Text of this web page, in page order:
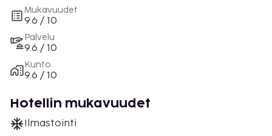
Mukavuudet
9.6 / 10
Palvelu
9.6 / 10
Kunto
9.6 / 10
Hotellin mukavuudet
Ilmastointi